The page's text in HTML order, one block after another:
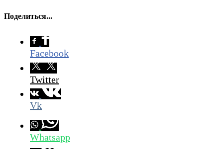
Поделиться...
Facebook
Twitter
Vk
Whatsapp